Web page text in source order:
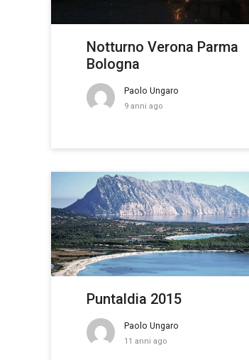
Notturno Verona Parma
Bologna
Paolo Ungaro
9 anni ago
Puntaldia 2015
Paolo Ungaro
11 anni ago